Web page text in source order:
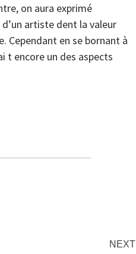
on aura exprimé
artiste dent la valeur
Cependant en se bornant à
t encore un des aspects
NEXT